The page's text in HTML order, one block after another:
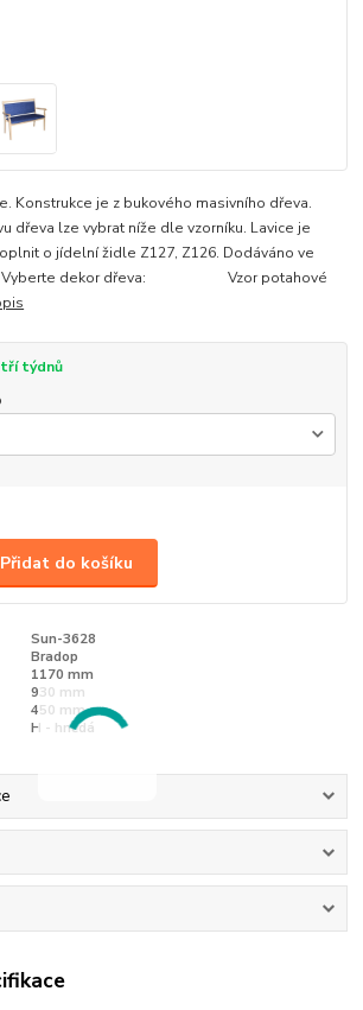
Konstrukce je z bukového masivního dřeva.
dřeva lze vybrat níže dle vzorníku. Lavice je
o jídelní židle Z127, Z126. Dodáváno ve
Vyberte dekor dřeva: Vzor potahové
týdnů
Přidat do košíku
Sun-3628
Bradop
1170 mm
930 mm
450 mm
H - hnědá